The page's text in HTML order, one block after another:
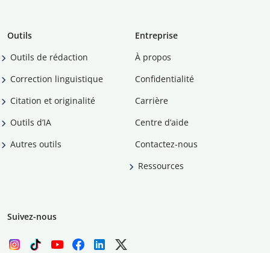
Outils
Outils de rédaction
Correction linguistique
Citation et originalité
Outils d’IA
Autres outils
Entreprise
À propos
Confidentialité
Carrière
Centre d’aide
Contactez-nous
Ressources
Suivez-nous